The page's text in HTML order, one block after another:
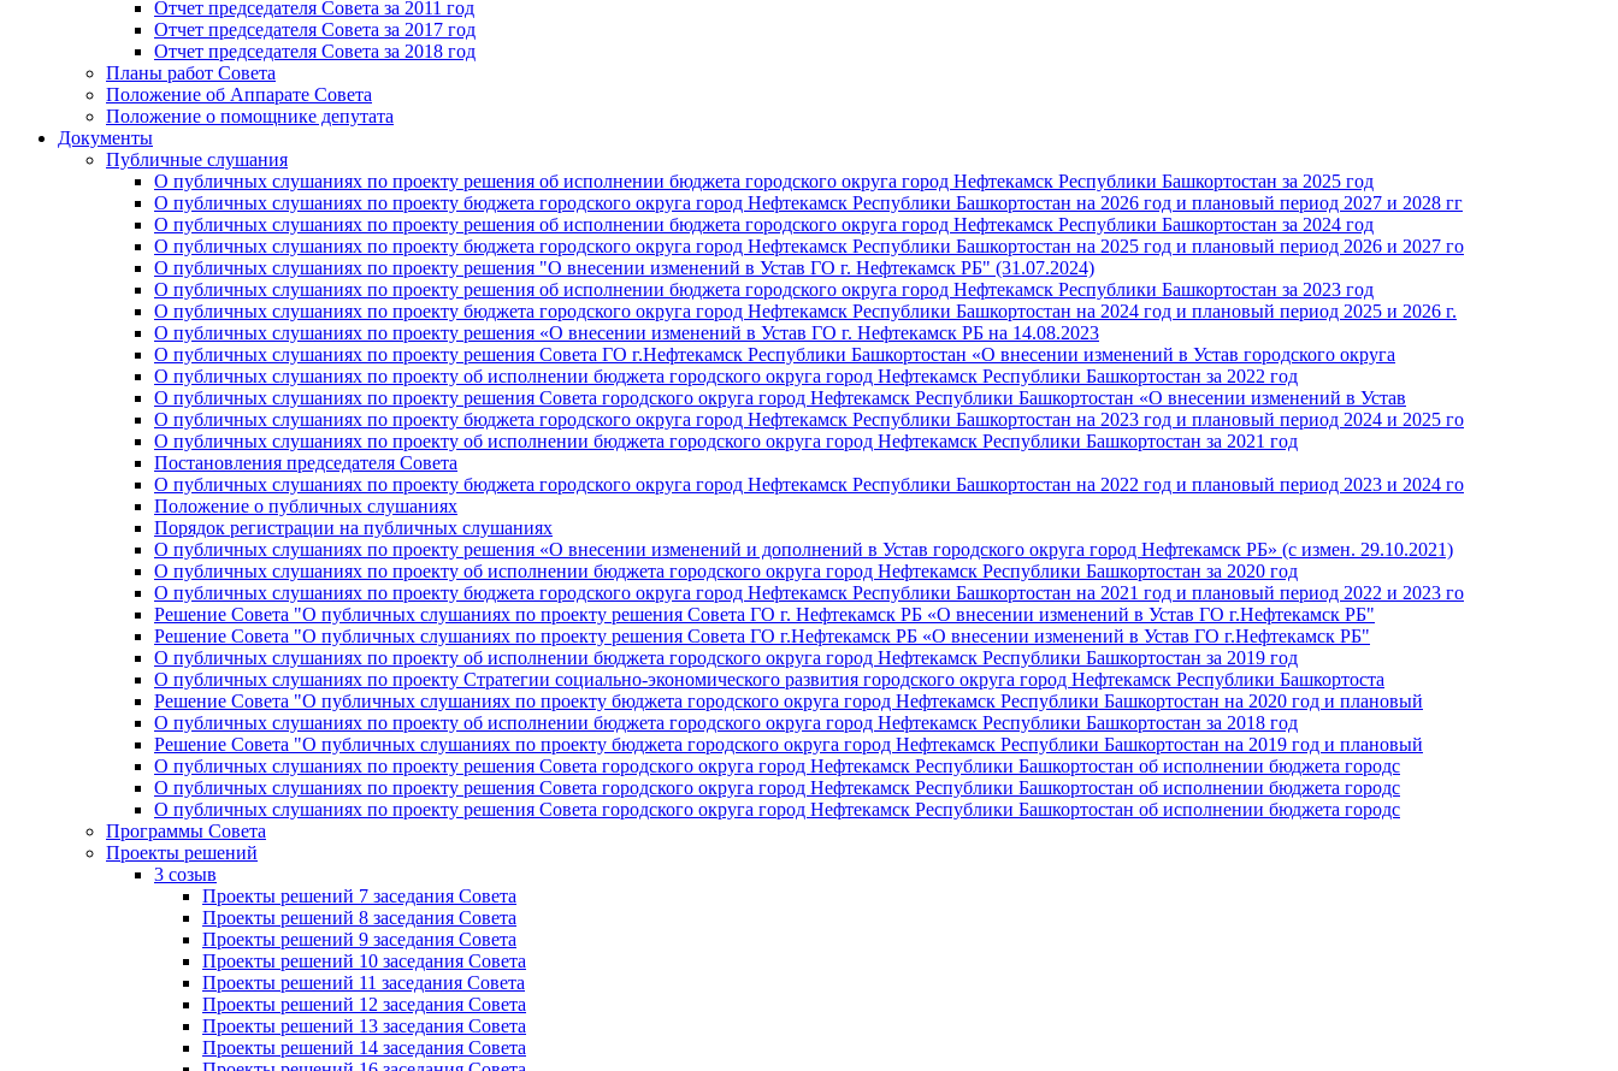
Отчет председателя Совета за 2011 год
Отчет председателя Совета за 2017 год
Отчет председателя Совета за 2018 год
Планы работ Совета
Положение об Аппарате Совета
Положение о помощнике депутата
Документы
Публичные слушания
О публичных слушаниях по проекту решения об исполнении бюджета городского округа город Нефтекамск Республики Башкортостан за 2025 год
О публичных слушаниях по проекту бюджета городского округа город Нефтекамск Республики Башкортостан на 2026 год и плановый период 2027 и 2028 гг
О публичных слушаниях по проекту решения об исполнении бюджета городского округа город Нефтекамск Республики Башкортостан за 2024 год
О публичных слушаниях по проекту бюджета городского округа город Нефтекамск Республики Башкортостан на 2025 год и плановый период 2026 и 2027 го
О публичных слушаниях по проекту решения "О внесении изменений в Устав ГО г. Нефтекамск РБ" (31.07.2024)
О публичных слушаниях по проекту решения об исполнении бюджета городского округа город Нефтекамск Республики Башкортостан за 2023 год
О публичных слушаниях по проекту бюджета городского округа город Нефтекамск Республики Башкортостан на 2024 год и плановый период 2025 и 2026 г.
О публичных слушаниях по проекту решения «О внесении изменений в Устав ГО г. Нефтекамск РБ на 14.08.2023
О публичных слушаниях по проекту решения Совета ГО г.Нефтекамск Республики Башкортостан «О внесении изменений в Устав городского округа
О публичных слушаниях по проекту об исполнении бюджета городского округа город Нефтекамск Республики Башкортостан за 2022 год
О публичных слушаниях по проекту решения Совета городского округа город Нефтекамск Республики Башкортостан «О внесении изменений в Устав
О публичных слушаниях по проекту бюджета городского округа город Нефтекамск Республики Башкортостан на 2023 год и плановый период 2024 и 2025 го
О публичных слушаниях по проекту об исполнении бюджета городского округа город Нефтекамск Республики Башкортостан за 2021 год
Постановления председателя Совета
О публичных слушаниях по проекту бюджета городского округа город Нефтекамск Республики Башкортостан на 2022 год и плановый период 2023 и 2024 го
Положение о публичных слушаниях
Порядок регистрации на публичных слушаниях
О публичных слушаниях по проекту решения «О внесении изменений и дополнений в Устав городского округа город Нефтекамск РБ» (с измен. 29.10.2021)
О публичных слушаниях по проекту об исполнении бюджета городского округа город Нефтекамск Республики Башкортостан за 2020 год
О публичных слушаниях по проекту бюджета городского округа город Нефтекамск Республики Башкортостан на 2021 год и плановый период 2022 и 2023 го
Решение Совета "О публичных слушаниях по проекту решения Совета ГО г. Нефтекамск РБ «О внесении изменений в Устав ГО г.Нефтекамск РБ"
Решение Совета "О публичных слушаниях по проекту решения Совета ГО г.Нефтекамск РБ «О внесении изменений в Устав ГО г.Нефтекамск РБ"
О публичных слушаниях по проекту об исполнении бюджета городского округа город Нефтекамск Республики Башкортостан за 2019 год
О публичных слушаниях по проекту Стратегии социально-экономического развития городского округа город Нефтекамск Республики Башкортоста
Решение Совета "О публичных слушаниях по проекту бюджета городского округа город Нефтекамск Республики Башкортостан на 2020 год и плановый
О публичных слушаниях по проекту об исполнении бюджета городского округа город Нефтекамск Республики Башкортостан за 2018 год
Решение Совета "О публичных слушаниях по проекту бюджета городского округа город Нефтекамск Республики Башкортостан на 2019 год и плановый
О публичных слушаниях по проекту решения Совета городского округа город Нефтекамск Республики Башкортостан об исполнении бюджета городс
О публичных слушаниях по проекту решения Совета городского округа город Нефтекамск Республики Башкортостан об исполнении бюджета городс
О публичных слушаниях по проекту решения Совета городского округа город Нефтекамск Республики Башкортостан об исполнении бюджета городс
Программы Совета
Проекты решений
3 созыв
Проекты решений 7 заседания Совета
Проекты решений 8 заседания Совета
Проекты решений 9 заседания Совета
Проекты решений 10 заседания Совета
Проекты решений 11 заседания Совета
Проекты решений 12 заседания Совета
Проекты решений 13 заседания Совета
Проекты решений 14 заседания Совета